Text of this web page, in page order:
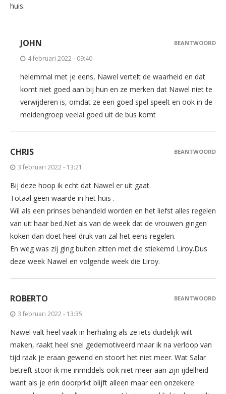
huis.
JOHN
4 februari 2022 - 09:40
helemmal met je eens, Nawel vertelt de waarheid en dat
komt niet goed aan bij hun en ze merken dat Nawel niet te
verwijderen is, omdat ze een goed spel speelt en ook in de
meidengroep veelal goed uit de bus komt
BEANTWOORD
CHRIS
3 februari 2022 - 13:21
Bij deze hoop ik echt dat Nawel er uit gaat.
Totaal geen waarde in het huis .
Wil als een prinses behandeld worden en het liefst alles regelen
van uit haar bed.Net als van de week dat de vrouwen gingen
koken dan doet heel druk van zal het eens regelen.
En weg was zij ging buiten zitten met die stiekemd Liroy.Dus
deze week Nawel en volgende week die Liroy.
BEANTWOORD
ROBERTO
3 februari 2022 - 13:35
Nawel valt heel vaak in herhaling als ze iets duidelijk wilt
maken, raakt heel snel gedemotiveerd maar ik na verloop van
tijd raak je eraan gewend en stoort het niet meer. Wat Salar
betreft stoor ik me inmiddels ook niet meer aan zijn ijdelheid
want als je erin doorprikt blijft alleen maar een onzekere
BEANTWOORD